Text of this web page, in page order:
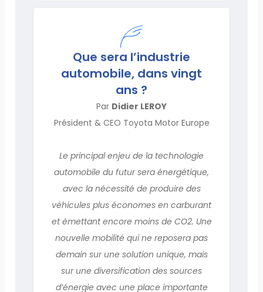
Que sera l’industrie
automobile, dans vingt
ans ?
Par Didier LEROY
Président & CEO Toyota Motor Europe
Le principal enjeu de la technologie
automobile du futur sera énergétique,
avec la nécessité de produire des
véhicules plus économes en carburant
et émettant encore moins de CO2. Une
nouvelle mobilité qui ne reposera pas
demain sur une solution unique, mais
sur une diversification des sources
d’énergie avec une place importante